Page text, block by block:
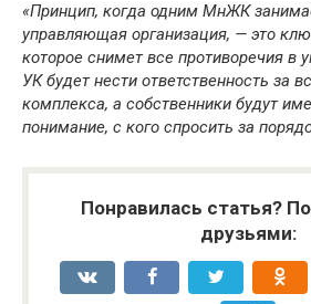
«Принцип, когда одним МнЖК
управляющая организация, — это
которое снимет все противоречия в
УК будет нести ответственность за
комплекса, а собственники будут
понимание, с кого спросить за
Понравилась статья?
друзьями: